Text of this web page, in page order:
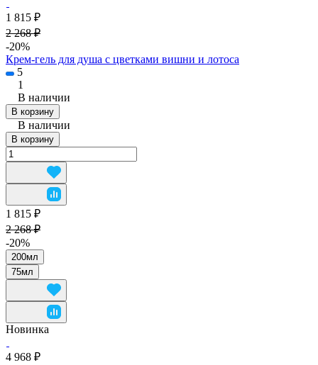
1 815 ₽
2 268 ₽
-20%
Крем-гель для душа с цветками вишни и лотоса
5
1
В наличии
В корзину
В наличии
В корзину
1 815 ₽
2 268 ₽
-20%
200мл
75мл
Новинка
4 968 ₽